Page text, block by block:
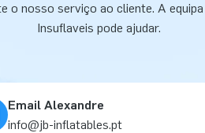
o nosso serviço ao cliente. A equipa
Insuflaveis pode ajudar.
Email Alexandre
info@jb-inflatables.pt